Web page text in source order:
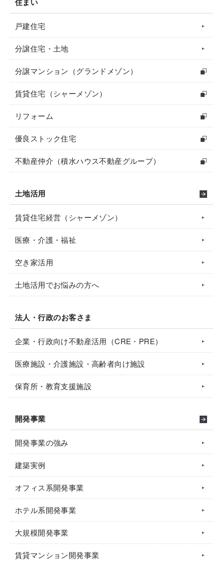
戸建住宅
分譲住宅・土地
分譲マンション（グランドメゾン）
賃貸住宅（シャーメゾン）
リフォーム
優良ストック住宅
不動産仲介（積水ハウス不動産グループ）
土地活用
賃貸住宅経営（シャーメゾン）
医療・介護・福祉
空き家活用
土地活用でお悩みの方へ
法人・行政のお客さま
企業・行政向け不動産活用（CRE・PRE）
医療施設・介護施設・高齢者向け施設
保育所・教育支援施設
開発事業
開発事業の強み
建築実例
オフィス系開発事業
ホテル系開発事業
大規模開発事業
賃貸マンション開発事業